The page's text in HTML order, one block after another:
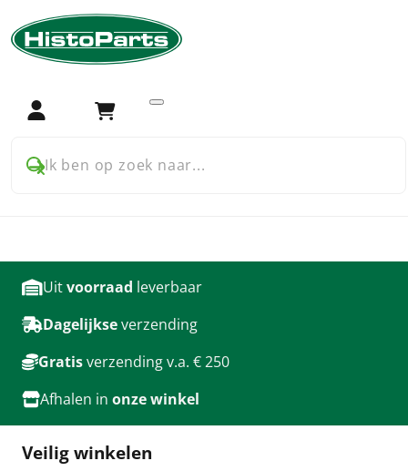
Login Winkelwagen
Ik ben op zoek naar...
Home Trekker onderdelen
voor Deutz
producten
Uitvoorraad leverbaar
Dagelijkseverzending
Gratisverzending v.a. € 250
Afhalen in onze winkel
Veilig winkelen